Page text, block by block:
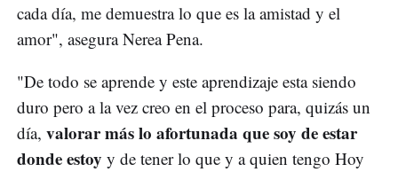
cada día, me demuestra lo que es la amistad y el
amor", asegura Nerea Pena.
"De todo se aprende y este aprendizaje esta siendo
duro pero a la vez creo en el proceso para, quizás un
día, valorar más lo afortunada que soy de estar
donde estoy y de tener lo que y a quien tengo Hoy